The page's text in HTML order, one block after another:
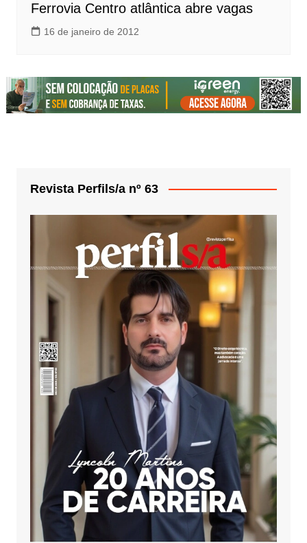
Ferrovia Centro atlântica abre vagas
16 de janeiro de 2012
Revista Perfils/a nº 63